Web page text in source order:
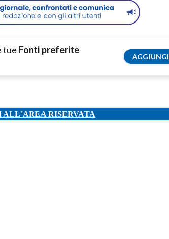
tue Fonti preferite
AGGIUNGI
ALL'AREA RISERVATA